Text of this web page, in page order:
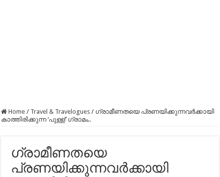
Home / Travel & Travelogues / ഗ്രാമീണതയെ പ്രണയിക്കുന്നവർക്കായി
കാത്തിരിക്കുന്ന ‘പുള്ള്’ ഗ്രാമം..
ഗ്രാമീണതയെ
പ്രണയിക്കുന്നവർക്കായി